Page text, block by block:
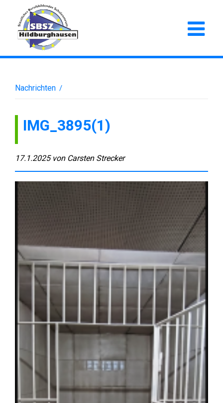
Nachrichten /
IMG_3895(1)
17.1.2025 von Carsten Strecker